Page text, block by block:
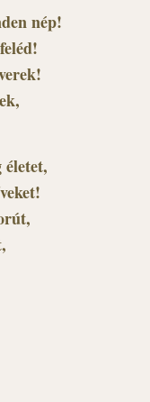
nép!